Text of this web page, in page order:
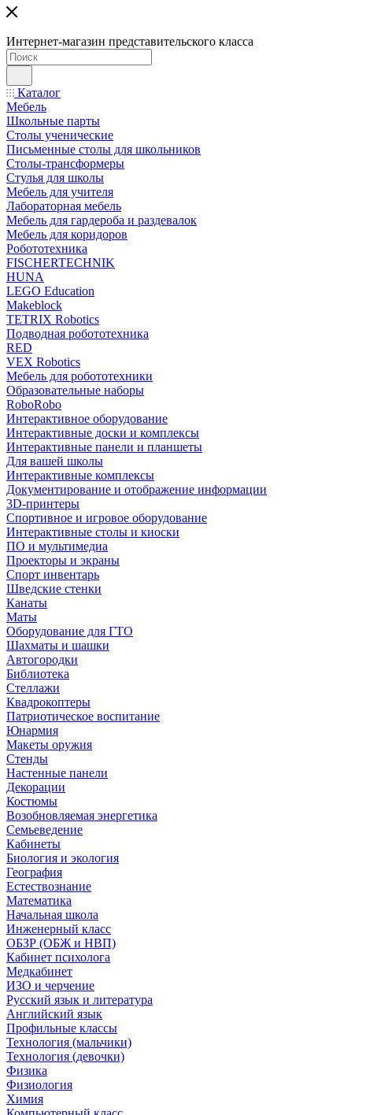
Интернет-магазин представительского класса
Каталог
Мебель
Школьные парты
Столы ученические
Письменные столы для школьников
Столы-трансформеры
Стулья для школы
Мебель для учителя
Лабораторная мебель
Мебель для гардероба и раздевалок
Мебель для коридоров
Робототехника
FISCHERTECHNIK
HUNA
LEGO Education
Makeblock
TETRIX Robotics
Подводная робототехника
RED
VEX Robotics
Мебель для робототехники
Образовательные наборы
RoboRobo
Интерактивное оборудование
Интерактивные доски и комплексы
Интерактивные панели и планшеты
Для вашей школы
Интерактивные комплексы
Документирование и отображение информации
3D-принтеры
Спортивное и игровое оборудование
Интерактивные столы и киоски
ПО и мультимедиа
Проекторы и экраны
Спорт инвентарь
Шведские стенки
Канаты
Маты
Оборудование для ГТО
Шахматы и шашки
Автогородки
Библиотека
Стеллажи
Квадрокоптеры
Патриотическое воспитание
Юнармия
Макеты оружия
Стенды
Настенные панели
Декорации
Костюмы
Возобновляемая энергетика
Семьеведение
Кабинеты
Биология и экология
География
Естествознание
Математика
Начальная школа
Инженерный класс
ОБЗР (ОБЖ и НВП)
Кабинет психолога
Медкабинет
ИЗО и черчение
Русский язык и литература
Английский язык
Профильные классы
Технология (мальчики)
Технология (девочки)
Физика
Физиология
Химия